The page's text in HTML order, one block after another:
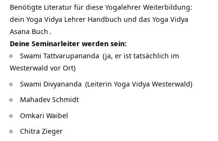
Benötigte Literatur für diese Yogalehrer Weiterbildung:
dein Yoga Vidya Lehrer Handbuch und das Yoga Vidya
Asana Buch .
Deine Seminarleiter werden sein:
Swami Tattvarupananda (ja, er ist tatsächlich im
Westerwald vor Ort)
Swami Divyananda (Leiterin Yoga Vidya Westerwald)
Mahadev Schmidt
Omkari Waibel
Chitra Zieger